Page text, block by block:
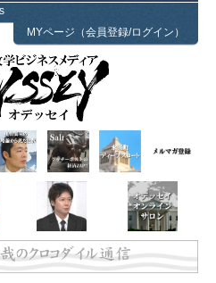
MYページ（会員登録/ログイン）